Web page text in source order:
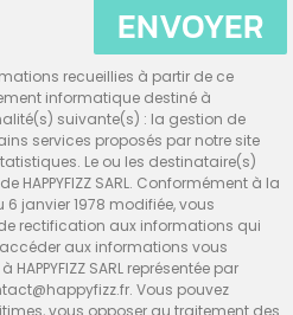
ENVOYER
recueillies à partir de ce
informatique destiné à
suivante(s) : la gestion de
services proposés par notre site
Le ou les destinataire(s)
HAPPYFIZZ SARL. Conformément à la
janvier 1978 modifiée, vous
rectification aux informations qui
aux informations vous
SARL représentée par
Vous pouvez